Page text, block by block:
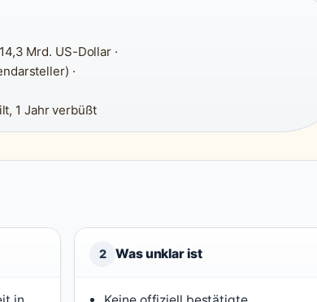
Mrd. US-Dollar ·
·
1 Jahr verbüßt
2 Was unklar ist